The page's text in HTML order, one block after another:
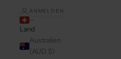
ANMELDEN
Land
Australien
(AUD $)